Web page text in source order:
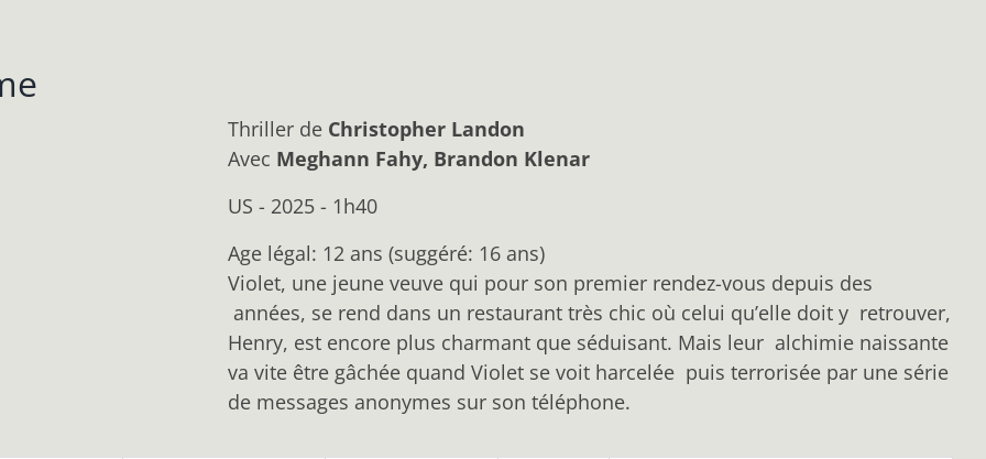
Thriller de Christopher Landon
Avec Meghann Fahy, Brandon Klenar
US - 2025 - 1h40
Age légal: 12 ans (suggéré: 16 ans)
Violet, une jeune veuve qui pour son premier rendez-vous depuis des
années, se rend dans un restaurant très chic où celui qu’elle doit y retrouver,
Henry, est encore plus charmant que séduisant. Mais leur alchimie naissante
va vite être gâchée quand Violet se voit harcelée puis terrorisée par une série
de messages anonymes sur son téléphone.